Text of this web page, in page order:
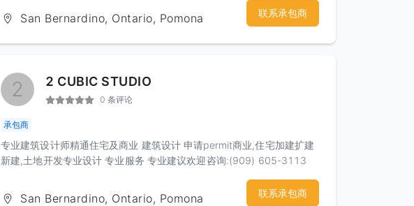
www.reiddevelop.com. 我们的房屋建造或装修价格合理公道。 我们与
客户丶设计师丶建筑师紧密合作，保障质量丶工期和预算。 免费估价！
联系人：刘先生 电话：909-900-7668 微信：1260325792
San Bernardino, Ontario, Pomona 联系承包商
2 2 CUBIC STUDIO
0 条评论
承包商
专业建筑设计师精通住宅及商业 建筑设计 申请permit商业,住宅加建扩建
新建,土地开发专业设计 专业服务 专业建议欢迎咨询:(909) 605-3113
San Bernardino, Ontario, Pomona 联系承包商